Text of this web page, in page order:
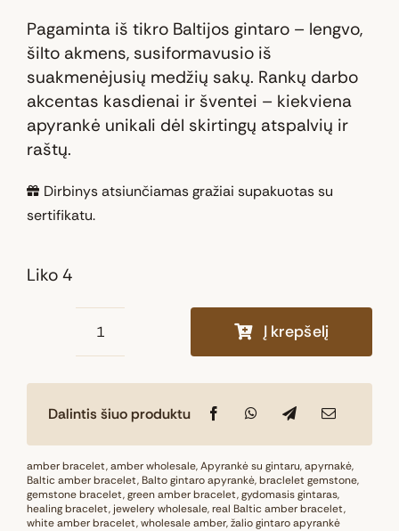
was:
25,00 €.
is:
22,00 €.
Pagaminta iš tikro Baltijos gintaro – lengvo,
šilto akmens, susiformavusio iš
suakmenėjusių medžių sakų. Rankų darbo
akcentas kasdienai ir šventei – kiekviena
apyrankė unikali dėl skirtingų atspalvių ir
raštų.
Dirbinys atsiunčiamas gražiai supakuotas su
sertifikatu.
Liko 4
produkto
Baltijos
apyrankė
„Saulės
kibirkštis“
Į krepšelį
Dalintis šiuo produktu
amber bracelet,amber wholesale,Apyrankė su gintaru,apyrnakė,
Baltic amber bracelet,Balto gintaro apyrankė,braclelet gemstone,
gemstone bracelet,green amber bracelet,gydomasis gintaras,
healing bracelet, jewelery wholesale,real Baltic amber bracelet,
white amber bracelet,wholesale amber,žalio gintaro apyrankė